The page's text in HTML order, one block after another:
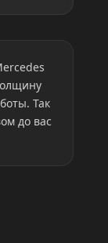
Так
до вас